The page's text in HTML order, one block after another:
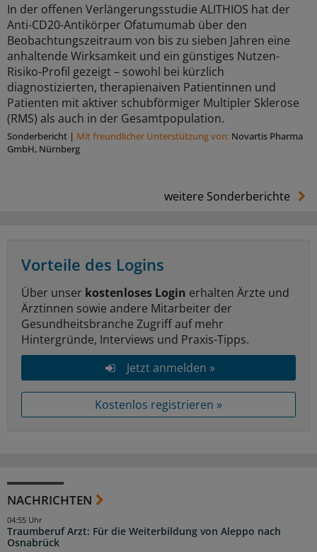
In der offenen Verlängerungsstudie ALITHIOS hat der
Anti-CD20-Antikörper Ofatumumab über den
Beobachtungszeitraum von bis zu sieben Jahren eine
anhaltende Wirksamkeit und ein günstiges Nutzen-
Risiko-Profil gezeigt – sowohl bei kürzlich
diagnostizierten, therapienaiven Patientinnen und
Patienten mit aktiver schubförmiger Multipler Sklerose
(RMS) als auch in der Gesamtpopulation.
Sonderbericht | Mit freundlicher Unterstützung von: Novartis Pharma
GmbH, Nürnberg
weitere Sonderberichte
Vorteile des Logins
Über unser kostenloses Login erhalten Ärzte und
Ärztinnen sowie andere Mitarbeiter der
Gesundheitsbranche Zugriff auf mehr
Hintergründe, Interviews und Praxis-Tipps.
Jetzt anmelden »
Kostenlos registrieren »
NACHRICHTEN
Traumberuf Arzt: Für die Weiterbildung von Aleppo nach
Osnabrück
04:55 Uhr